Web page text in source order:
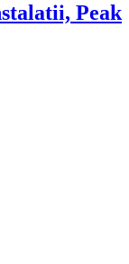
Peak